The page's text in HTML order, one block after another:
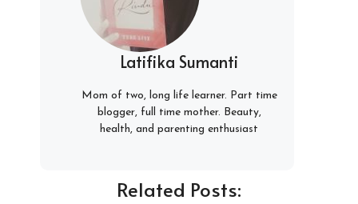
Latifika Sumanti
Mom of two, long life learner. Part time
blogger, full time mother. Beauty,
health, and parenting enthusiast
Related Posts: